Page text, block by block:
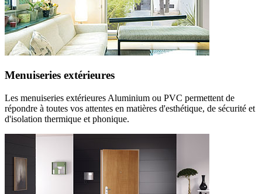
Menuiseries extérieures
Les menuiseries extérieures Aluminium ou PVC permettent de
répondre à toutes vos attentes en matières d'esthétique, de sécurité et
d'isolation thermique et phonique.